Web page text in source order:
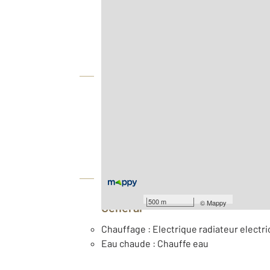
500 m ©Mappy
Équipements
Général
Chauffage : Electrique radiateur
Eau chaude : Chauffe eau